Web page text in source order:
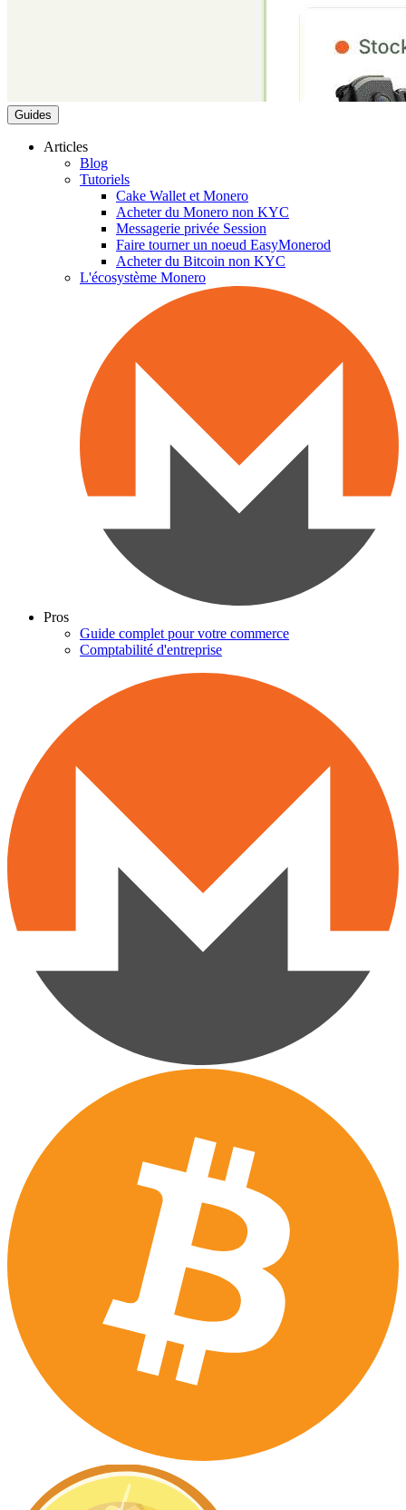
Guides
Articles
Blog
Tutoriels
Cake Wallet et Monero
Acheter du Monero non KYC
Messagerie privée Session
Faire tourner un noeud EasyMonerod
Acheter du Bitcoin non KYC
L'écosystème Monero
Pros
Guide complet pour votre commerce
Comptabilité d'entreprise